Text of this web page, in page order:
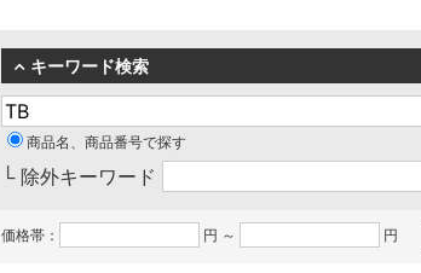
キーワード検索
商品名、商品番号で探す
└ 除外キーワード
価格帯： 円 ～ 円